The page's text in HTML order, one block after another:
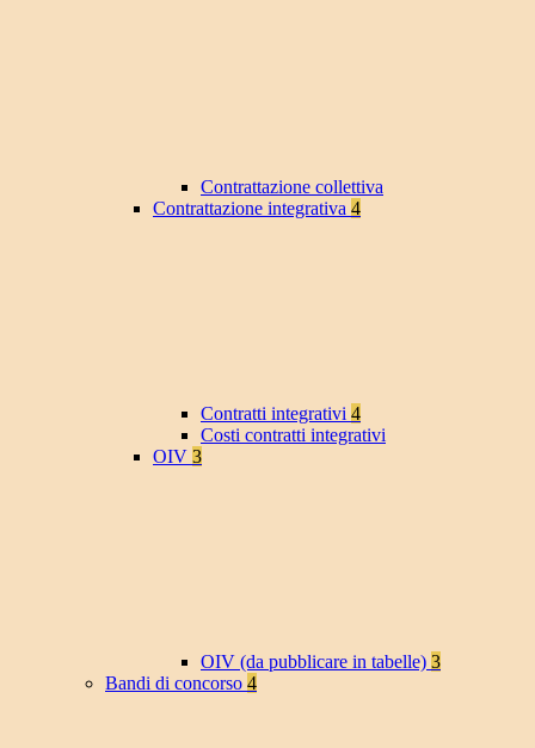
Contrattazione collettiva
Contrattazione integrativa 4
Contratti integrativi 4
Costi contratti integrativi
OIV 3
OIV (da pubblicare in tabelle) 3
Bandi di concorso 4